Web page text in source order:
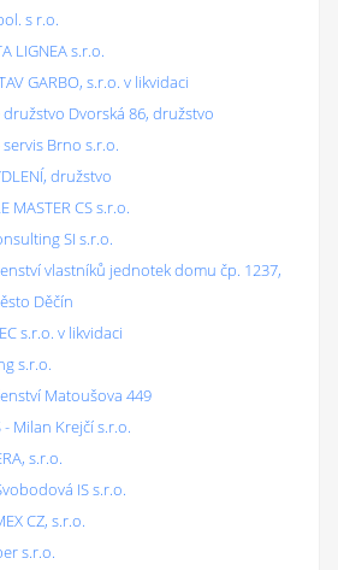
s r.o.
LIGNEA s.r.o.
GARBO, s.r.o. v likvidaci
družstvo Dvorská 86, družstvo
Brno s.r.o.
družstvo
MASTER CS s.r.o.
SI s.r.o.
vlastníků jednotek domu čp. 1237,
Děčín
s.r.o. v likvidaci
s.r.o.
Matoušova 449
- Milan Krejčí s.r.o.
s.r.o.
IS s.r.o.
CZ, s.r.o.
s.r.o.